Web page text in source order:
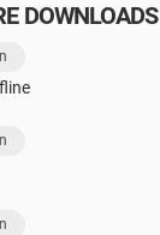
DOWNLOADS